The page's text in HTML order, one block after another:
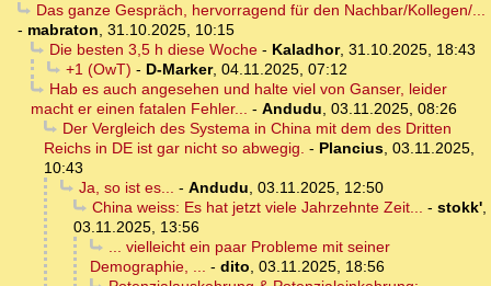
Das ganze Gespräch, hervorragend für den Nachbar/Kollegen/...
- mabraton, 31.10.2025, 10:15
Die besten 3,5 h diese Woche- Kaladhor, 31.10.2025, 18:43
+1 (OwT) - D-Marker, 04.11.2025, 07:12
Hab es auch angesehen und halte viel von Ganser, leider
macht er einen fatalen Fehler... - Andudu, 03.11.2025, 08:26
Der Vergleich des Systema in China mit dem des Dritten
Reichs in DE ist gar nicht so abwegig. - Plancius, 03.11.2025,
10:43
Ja, so ist es... - Andudu, 03.11.2025, 12:50
China weiss: Es hat jetzt viele Jahrzehnte Zeit... - stokk',
03.11.2025, 13:56
... vielleicht ein paar Probleme mit seiner
Demographie, ... - dito, 03.11.2025, 18:56